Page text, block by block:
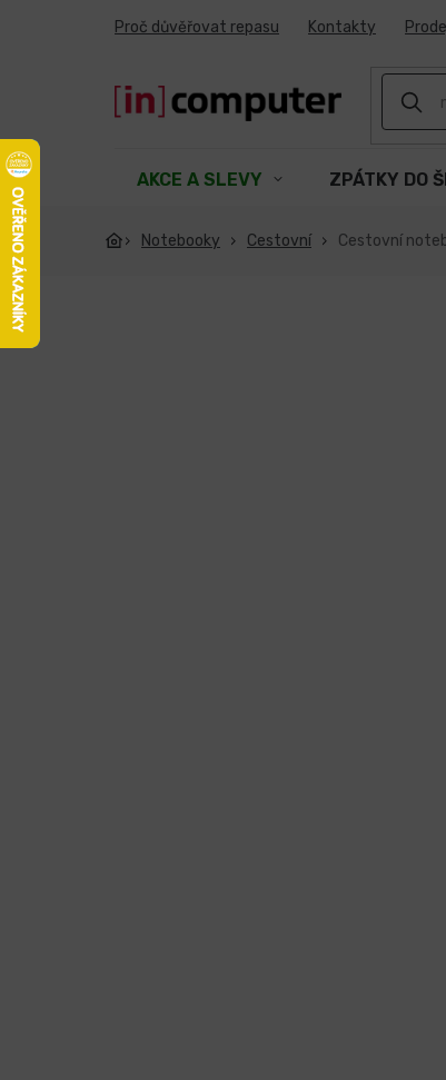
Proč důvěřovat repasu Kontakty
AKCE A SLEVY ZPÁTKY DO
Notebooky Cestovní Cestovní